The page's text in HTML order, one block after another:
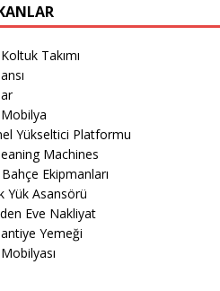
Takımı
Yükseltici Platformu
Machines
Ekipmanları
Yük Asansörü
Eve Nakliyat
Yemeği